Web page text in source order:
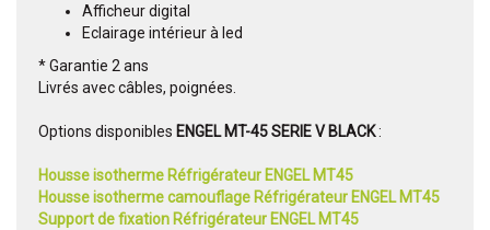
Afficheur digital
Eclairage intérieur à led
* Garantie 2 ans
Livrés avec câbles, poignées.
Options disponibles ENGEL MT-45 SERIE V BLACK:
Housse isotherme Réfrigérateur ENGEL MT45
Housse isotherme camouflage Réfrigérateur ENGEL MT45
Support de fixation Réfrigérateur ENGEL MT45